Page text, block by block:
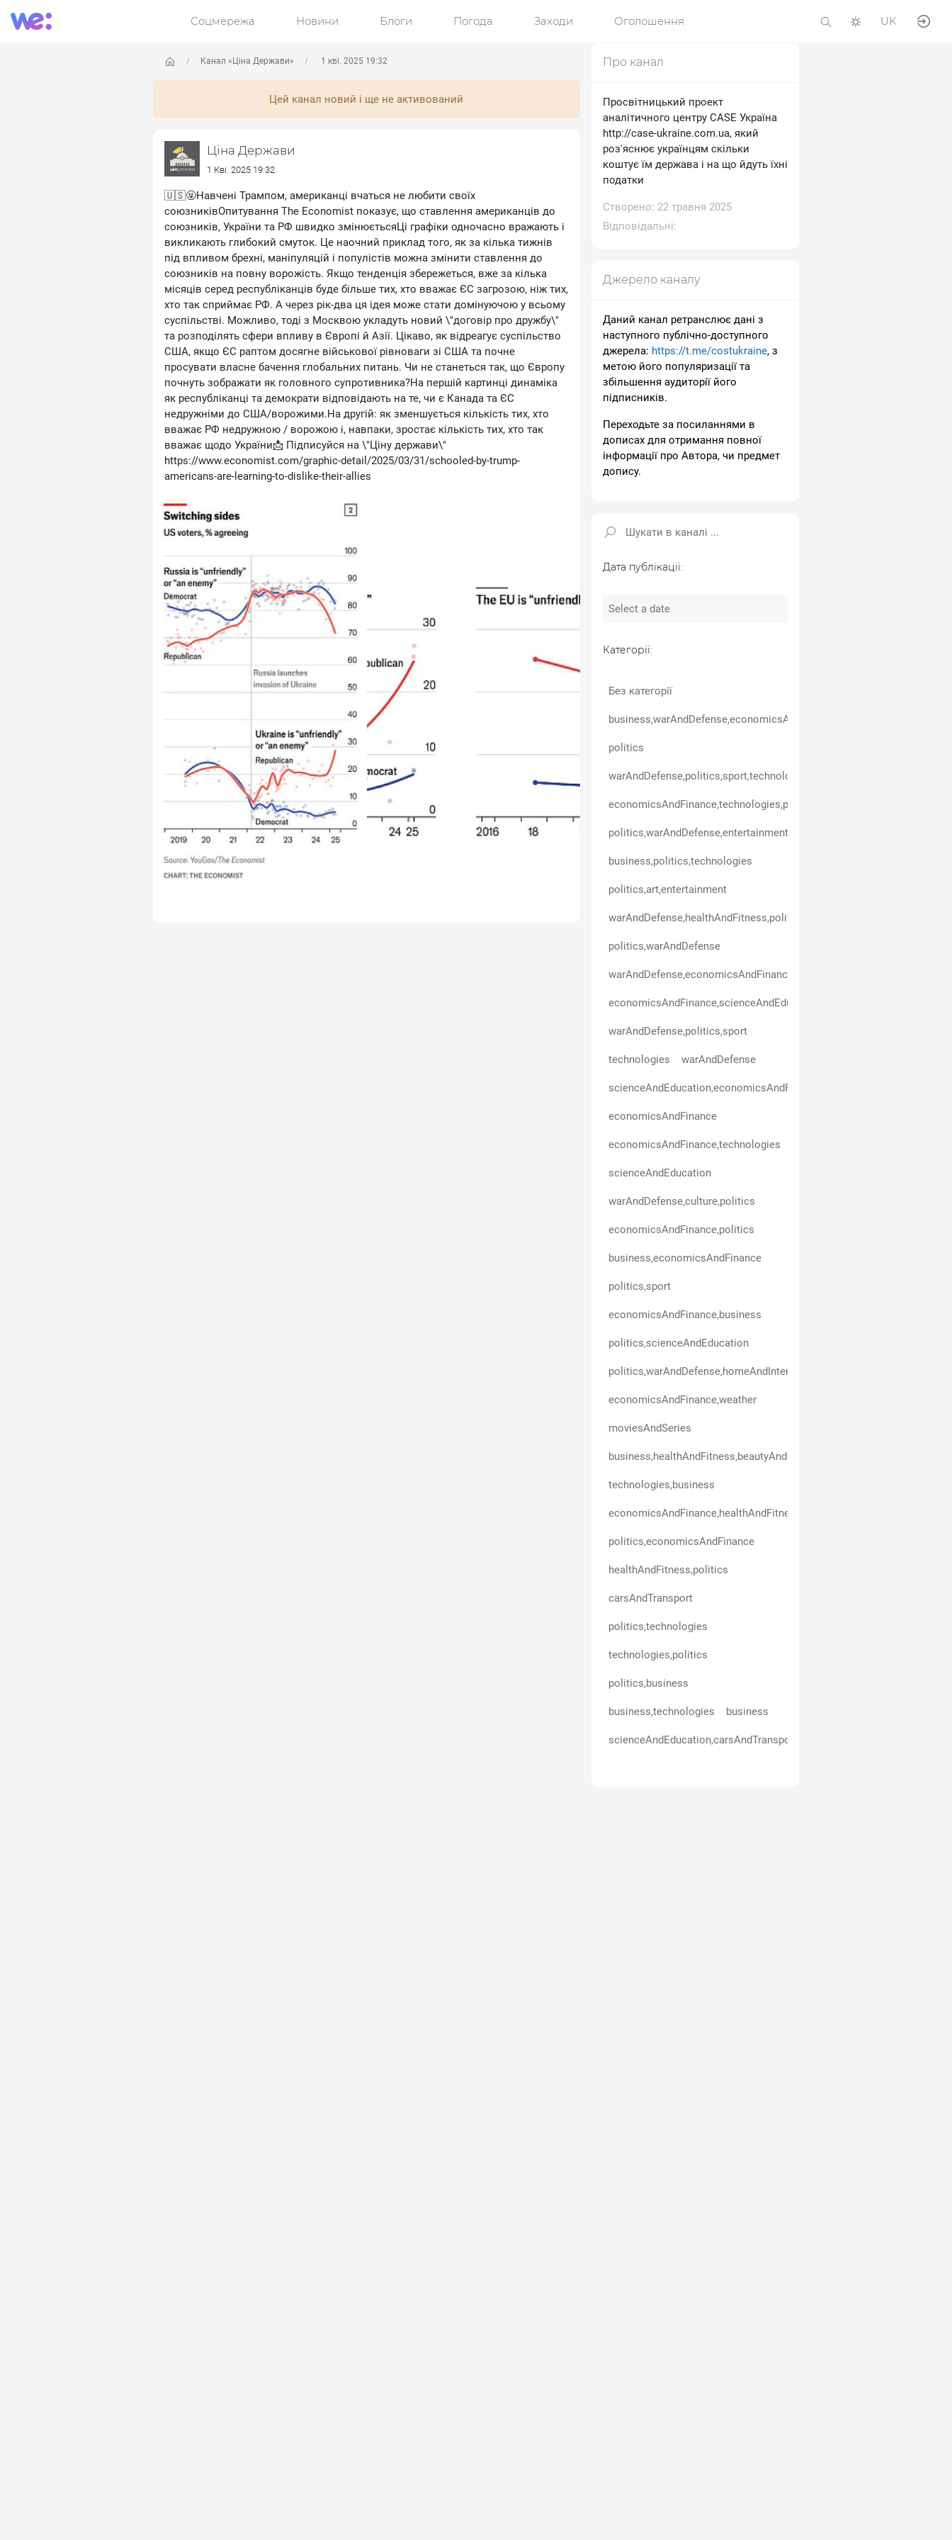
Соцмережа Новини Блоги Погода Заходи Оголошення UK
Канал «Ціна Держави» 1 кві. 2025 19:32
Цей канал новий і ще не активований
Ціна Держави
1 Кві. 2025 19:32
🇺🇸🤬Навчені Трампом, американці вчаться не любити своїх
союзниківОпитування The Economist показує, що ставлення американців до
союзників, України та РФ швидко змінюєтьсяЦі графіки одночасно вражають і
викликають глибокий смуток. Це наочний приклад того, як за кілька тижнів
під впливом брехні, маніпуляцій і популістів можна змінити ставлення до
союзників на повну ворожість. Якщо тенденція збережеться, вже за кілька
місяців серед республіканців буде більше тих, хто вважає ЄС загрозою, ніж тих,
хто так сприймає РФ. А через рік-два ця ідея може стати домінуючою у всьому
суспільстві. Можливо, тоді з Москвою укладуть новий \"договір про дружбу\"
та розподілять сфери впливу в Європі й Азії. Цікаво, як відреагує суспільство
США, якщо ЄС раптом досягне військової рівноваги зі США та почне
просувати власне бачення глобальних питань. Чи не станеться так, що Європу
почнуть зображати як головного супротивника?На першій картинці динаміка
як республіканці та демократи відповідають на те, чи є Канада та ЄС
недружніми до США/ворожими.На другій: як зменшується кількість тих, хто
вважає РФ недружною / ворожою і, навпаки, зростає кількість тих, хто так
вважає щодо України📩 Підписуйся на \"Ціну держави\"
https://www.economist.com/graphic-detail/2025/03/31/schooled-by-trump-
americans-are-learning-to-dislike-their-allies
Про канал
Просвітницький проект
аналітичного центру CASE Україна
http://case-ukraine.com.ua, який
роз'яснює українцям скільки
коштує їм держава і на що йдуть їхні
податки
Створено: 22 травня 2025
Відповідальні:
Джерело каналу
Даний канал ретранслює дані з
наступного публічно-доступного
джерела: https://t.me/costukraine, з
метою його популяризації та
збільшення аудиторії його
підписників.
Переходьте за посиланнями в
дописах для отримання повної
інформації про Автора, чи предмет
допису.
Дата публікації:
Категорії:
Без категорії
politics
warAndDefense,politics,sport,technologies
politics,warAndDefense,entertainment,technologies
business,politics,technologies
politics,art,entertainment
warAndDefense,healthAndFitness,politics
politics,warAndDefense
warAndDefense,economicsAndFinance
warAndDefense,politics,sport
technologies warAndDefense
scienceAndEducation,economicsAndFinance
economicsAndFinance
economicsAndFinance,technologies
scienceAndEducation
warAndDefense,culture,politics
economicsAndFinance,politics
business,economicsAndFinance
politics,sport
economicsAndFinance,business
politics,scienceAndEducation
politics,warAndDefense,homeAndInterior,technologies
economicsAndFinance,weather
moviesAndSeries
business,healthAndFitness,beautyAndStyle,art,politics,entertainment
technologies,business
economicsAndFinance,healthAndFitness
politics,economicsAndFinance
healthAndFitness,politics
carsAndTransport
politics,technologies
technologies,politics
politics,business
business,technologies business
scienceAndEducation,carsAndTransport